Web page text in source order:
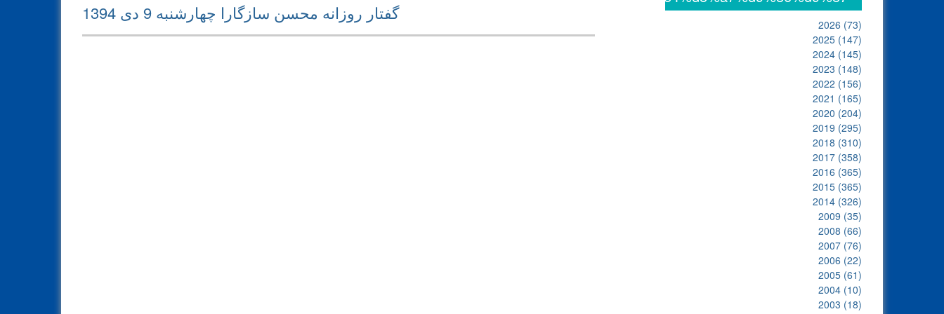
Next
post:
گفتار روزانه محسن سازگارا چهارشنبه 9 دی 1394
2026 (73)
2025 (147)
2024 (145)
2023 (148)
2022 (156)
2021 (165)
2020 (204)
2019 (295)
2018 (310)
2017 (358)
2016 (365)
2015 (365)
2014 (326)
2009 (35)
2008 (66)
2007 (76)
2006 (22)
2005 (61)
2004 (10)
2003 (18)